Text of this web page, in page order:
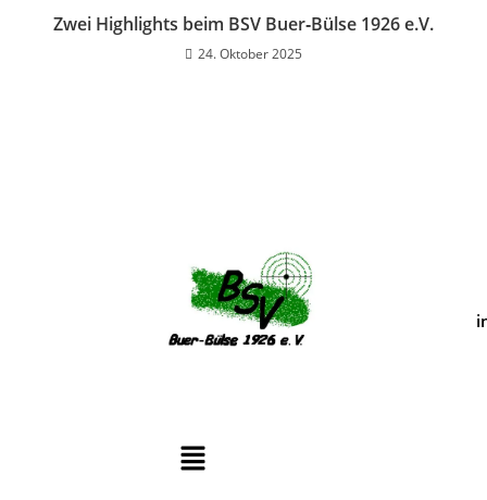
Zwei Highlights beim BSV Buer‑Bülse 1926 e.V.
24. Oktober 2025